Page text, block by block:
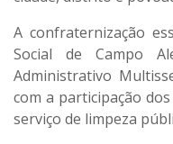
A confraternização
Social de Campo
Administrativo
com a participação
serviço de limpeza